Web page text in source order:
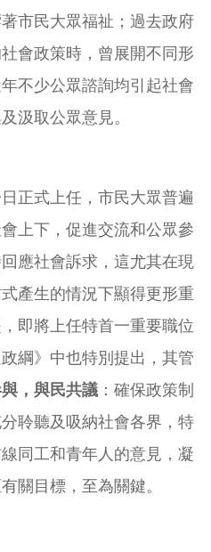
市民大眾福祉；過去政府
會政策時，曾展開不同形
不少公眾諮詢均引起社會
汲取公眾意見。
正式上任，市民大眾普遍
上下，促進交流和公眾參
應社會訴求，這尤其在現
產生的情況下顯得更形重
即將上任特首一重要職位
綱》中也特別提出，其管
，與民共議 ：確保政策制
聆聽及吸納社會各界，特
同工和青年人的意見，凝
關目標，至為關鍵。